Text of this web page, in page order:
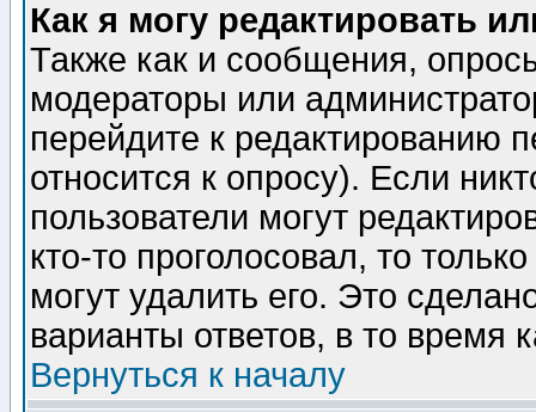
Как я могу редактировать
Также как и сообщения,
модераторы или
перейдите к редактированию
относится к опросу). Если
пользователи могут
кто-то проголосовал, то
могут удалить его. Это
варианты ответов, в то время
Вернуться к началу